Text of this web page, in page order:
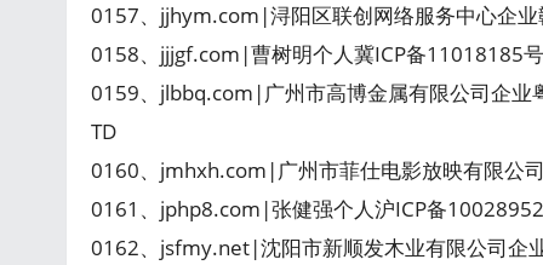
0157、jjhym.com|浔阳区联创网络服务中心企
0158、jjjgf.com|曹树明个人冀ICP备11018185
0159、jlbbq.com|广州市高博金属有限公司企业
TD
0160、jmhxh.com|广州市菲仕电影放映有限公
0161、jphp8.com|张健强个人沪ICP备
0162、jsfmy.net|沈阳市新顺发木业有限公司企